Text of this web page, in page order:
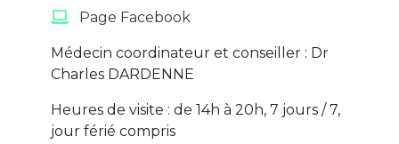
Page Facebook
Médecin coordinateur et conseiller : Dr
Charles DARDENNE
Heures de visite : de 14h à 20h, 7 jours / 7,
jour férié compris